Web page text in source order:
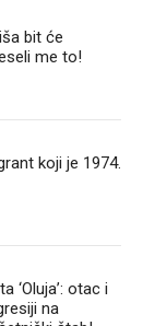
bit će
me to!
koji je 1974.
‘Oluja’: otac i
na